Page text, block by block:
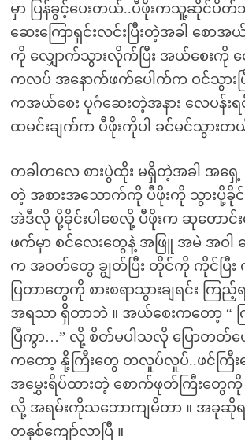
မှာ ပြန်ခွင့်ပေးတယ်..ပီဖိုးကသူ့ဆိုင်ပိတ်
ဆေးကြောရှင်းလင်းပြီးတဲ့အခါ စော
ကို လျှောက်သွားလိုက်ပြီး အယ်စေးကို
ကလပ် အနောက်ဖက်ပေါက်က ဝင်သွားပြီ
ကအယ်စေး ပုဂံဆေးတဲ့အနား လေပန်းရ
ထမင်းချက်က ပီဖိုးကိုပါ ခင်မင်သွားတ
တခါတလေ စားပွဲထိုး မရှိတဲ့အခါ အ
တဲ့ အစားအသောက်ကို ပီဖိုးကို သွားပို့
အဲဒီလို ပို့ခိုင်းပါစေလို့ ပီဖိုးက ဆုတောင်း
ဖက်မှာ စင်လေးတွေနဲ့ အဖြူ အမဲ အဝါ
က အဝတ်တွေ ချွတ်ပြီး တိုင်ကို ကိုင်ပြီး
ပြတာတွေကို စားစရာသွားချရင်း က
အရသာ ရှိတာဘဲ ။ အယ်စေးကတော့ “ ကြ
ပြီကွာ…” လို့ စိတ်မပါသလို ပြောတတ်ပ
ကတော့ နို့ကြီးတွေ တလှုပ်လှုပ်..ဖင်ကြီးတွ
အမွှေးရိပ်ထားတဲ့ စောက်ဖုတ်ကြီးတွေ
လို့ အရမ်းကိုသဘောကျမိတာ ။ အခုဆိုရ
တနှစ်ကျော်လာပြီ ။